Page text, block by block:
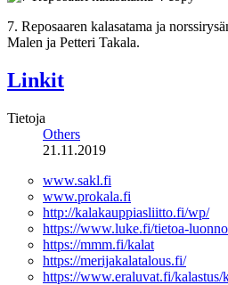
7. Reposaaren kalasatama ja
Malen ja Petteri Takala.
Linkit
Tietoja
Others
21.11.2019
www.sakl.fi
www.prokala.fi
http://kalakauppiasliitto.fi/wp/
https://www.luke.fi/tietoa-
https://mmm.fi/kalat
https://merijakalatalous.fi/
https://www.eraluvat.fi/kalastus/